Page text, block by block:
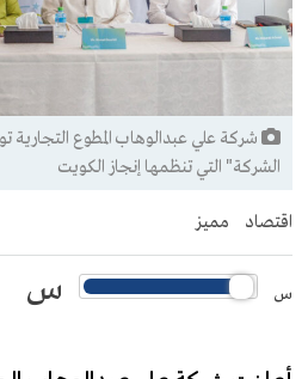
شركة علي عبدالوهاب المطوع
الشركة" التي تنظمها إنجاز الكويت
اقتصاد مميز
س س